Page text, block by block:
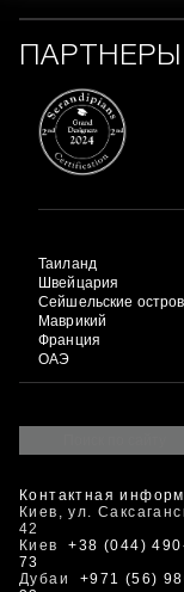
ПАРТНЕРЫ
Таиланд
Швейцария
Сейшельские
Маврикий
Франция
ОАЭ
Контактная
Киев, ул.
42
Киев+38 (044)
73
Дубаи +971 (56)